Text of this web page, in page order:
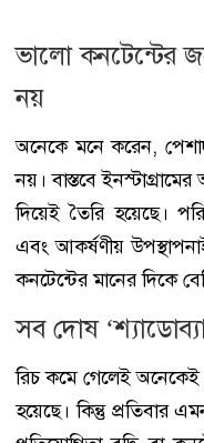
ভালো কনটেন্টের
নয়
অনেকে মনে করেন,
নয়। বাস্তবে
দিয়েই তৈরি হয়েছে।
এবং আকর্ষণীয়
কনটেন্টের মানের দিকে
সব দোষ
রিচ কমে গেলেই অনেকেই
হয়েছে। কিন্তু প্রতিবার